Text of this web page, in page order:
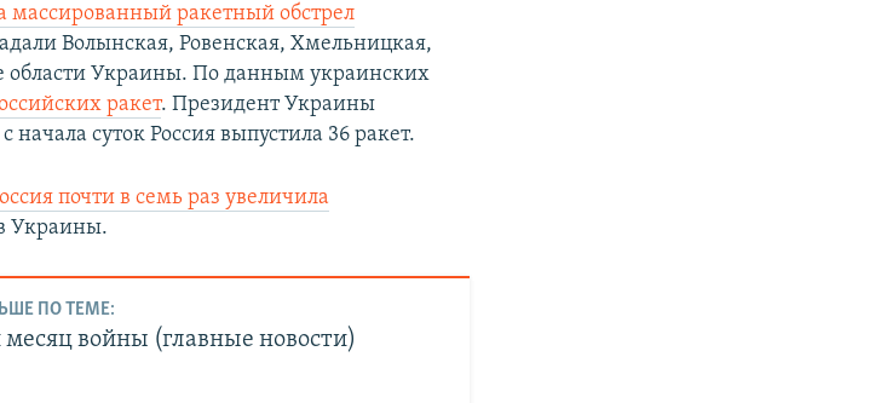
массированный ракетный обстрел
Волынская, Ровенская, Хмельницкая,
области Украины. По данным украинских
ракет. Президент Украины
с начала суток Россия выпустила 36 ракет.
почти в семь раз увеличила
Украины.
ПО ТЕМЕ:
месяц войны (главные новости)